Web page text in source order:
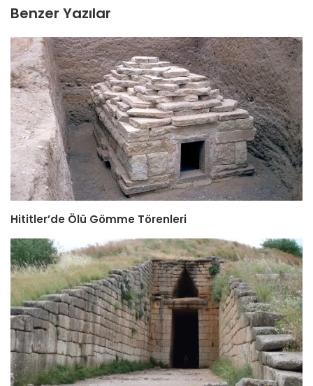
Benzer Yazılar
Hititler’de Ölü Gömme Törenleri